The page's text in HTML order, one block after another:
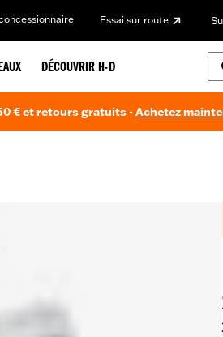
Essai sur route
DÉCOUVRIR H-D
€ et retours gratuits -Achetez